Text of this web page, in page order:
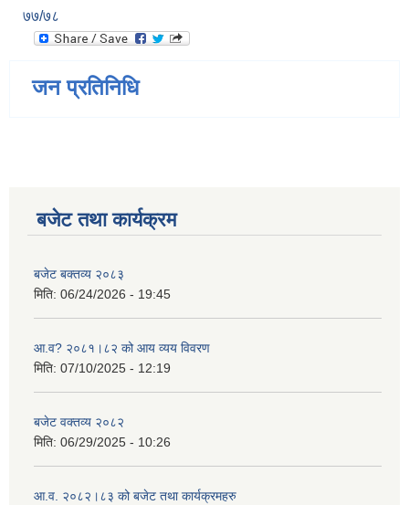
७७/७८
जन प्रतिनिधि
बजेट तथा कार्यक्रम
बजेट बक्तव्य २०८३
मिति: 06/24/2026 - 19:45
आ.व? २०८१।८२ को आय व्यय विवरण
मिति: 07/10/2025 - 12:19
बजेट वक्तव्य २०८२
मिति: 06/29/2025 - 10:26
आ.व. २०८२।८३ को बजेट तथा कार्यक्रमहरु